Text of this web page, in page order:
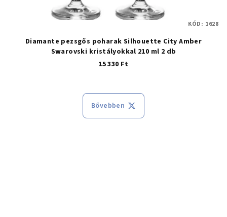
Diamante pezsgős poharak Silhouette City Amber
Swarovski kristályokkal 210 ml 2 db
15 330 Ft
Bővebben
KÓD: 1628